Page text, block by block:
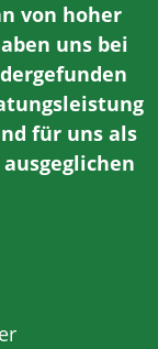
von hoher
uns bei
für uns als